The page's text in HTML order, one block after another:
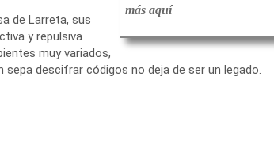
más aquí
de Larreta, sus
y repulsiva
muy variados,
descifrar códigos no deja de ser un legado.